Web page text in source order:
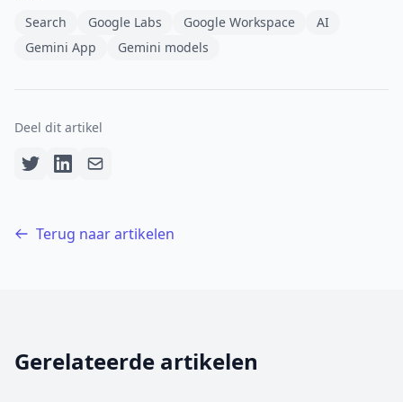
Search
Google Labs Google Workspace
AI
Gemini App
Gemini models
Deel dit artikel
Terug naar artikelen
Gerelateerde artikelen